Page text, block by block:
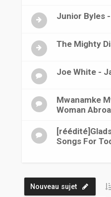
Junior Byles
The Mighty
Joe White -
Mwanamke
Woman
Songs For
Nouveau sujet